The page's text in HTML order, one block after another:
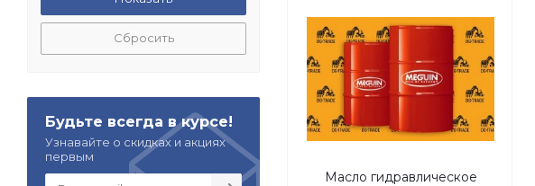
Масло гидравлическое
Сбросить
Будьте всегда в курсе!
Узнавайте о скидках и акциях
первым